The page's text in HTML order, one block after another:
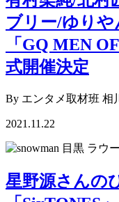
ブリー/ゆり
「GQ MEN
式開催決定
By エンタメ取材班 相
2021.11.22
星野源さんの